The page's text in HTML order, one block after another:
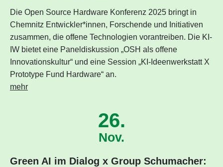
Die Open Source Hardware Konferenz 2025 bringt in
Chemnitz Entwickler*innen, Forschende und Initiativen
zusammen, die offene Technologien vorantreiben. Die KI-
IW bietet eine Paneldiskussion „OSH als offene
Innovationskultur“ und eine Session „KI-Ideenwerkstatt X
Prototype Fund Hardware“ an.
mehr
26.
Nov.
Green AI im Dialog x Group Schumacher: